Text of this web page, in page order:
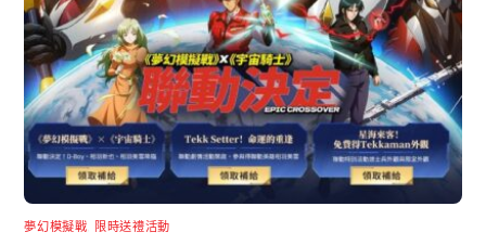
夢幻模擬戰 限時送禮活動